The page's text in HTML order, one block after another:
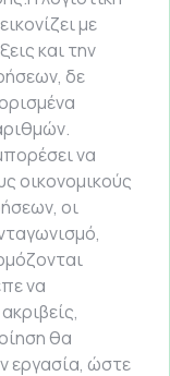
με
και την
δε
να
οικονομικούς
οι
να
θα
εργασία, ώστε